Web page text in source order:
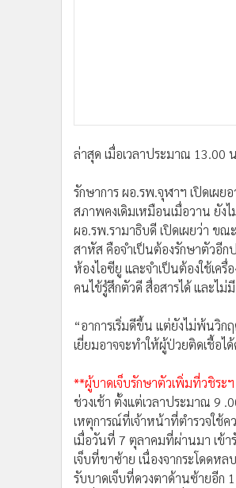
ล่าสุด เมื่อเวลาประมาณ 13.00
รักษาการ ผอ.รพ.จุฬาฯ เปิดเผย
สภาพคงเดิมเหมือนเมื่อวาน ยัง
ผอ.รพ.รามาธิบดี เปิดเผยว่า ข
สาหัส คือจำเป็นต้องรักษาตัวอี
ห้องไอซียู และจำเป็นต้องใช้เค
คนไข้รู้สึกตัวดี สื่อสารได้ และไม่
“อาการเริ่มดีขึ้น แต่ยังไม่พ้นวิก
เยี่ยมอาจจะทำให้ผู้ป่วยติดเชื้อไ
**ผู้บาดเจ็บรักษาตัวเพิ่มที่วชิระฯ
ช่วงเช้า ตั้งแต่เวลาประมาณ 9
เหตุการณ์ที่เจ้าหน้าที่ตำรวจใช้
เมื่อวันที่ 7 ตุลาคมที่ผ่านมา เข้
เจ็บที่ขาซ้าย เนื่องจากระโดดห
รับบาดเจ็บที่ดวงตาด้านซ้ายอีก